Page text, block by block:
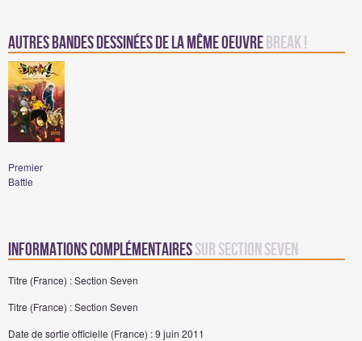
Autres bandes dessinées de la même oeuvre Break !
Premier
Battle
Informations complémentairessur Section Seven
Titre (France) : Section Seven
Titre (France) : Section Seven
Date de sortie officielle (France) : 9 juin 2011